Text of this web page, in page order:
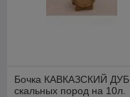
Бочка КАВКАЗСКИЙ ДУБ
скальных пород на 10л.